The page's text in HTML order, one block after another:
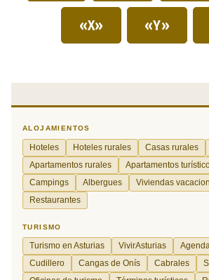
«X» «Y»